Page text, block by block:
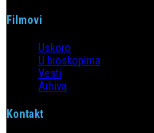
Filmovi
Uskoro
U bioskopima
Vesti
Arhiva
Kontakt